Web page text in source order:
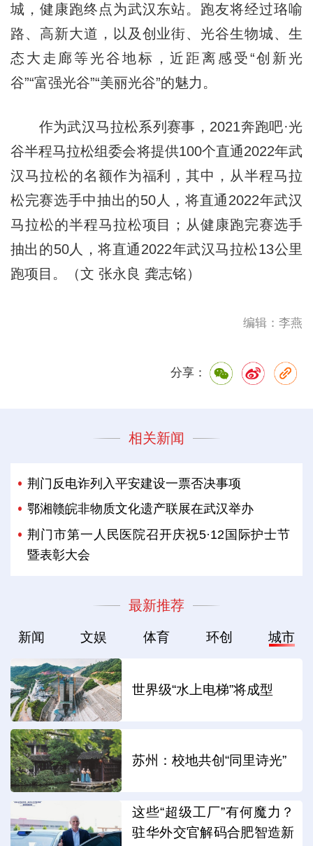
城，健康跑终点为武汉东站。跑友将经过珞喻
路、高新大道，以及创业街、光谷生物城、生
态大走廊等光谷地标，近距离感受“创新光
谷”“富强光谷”“美丽光谷”的魅力。
作为武汉马拉松系列赛事，2021奔跑吧·光
谷半程马拉松组委会将提供100个直通2022年武
汉马拉松的名额作为福利，其中，从半程马拉
松完赛选手中抽出的50人，将直通2022年武汉
马拉松的半程马拉松项目；从健康跑完赛选手
抽出的50人，将直通2022年武汉马拉松13公里
跑项目。（文 张永良 龚志铭）
编辑：李燕
分享：
相关新闻
荆门反电诈列入平安建设一票否决事项
鄂湘赣皖非物质文化遗产联展在武汉举办
荆门市第一人民医院召开庆祝5·12国际护士节
暨表彰大会
最新推荐
新闻 文娱 体育 环创 城市
世界级“水上电梯”将成型
苏州：校地共创“同里诗光”
这些“超级工厂”有何魔力？
驻华外交官解码合肥智造新